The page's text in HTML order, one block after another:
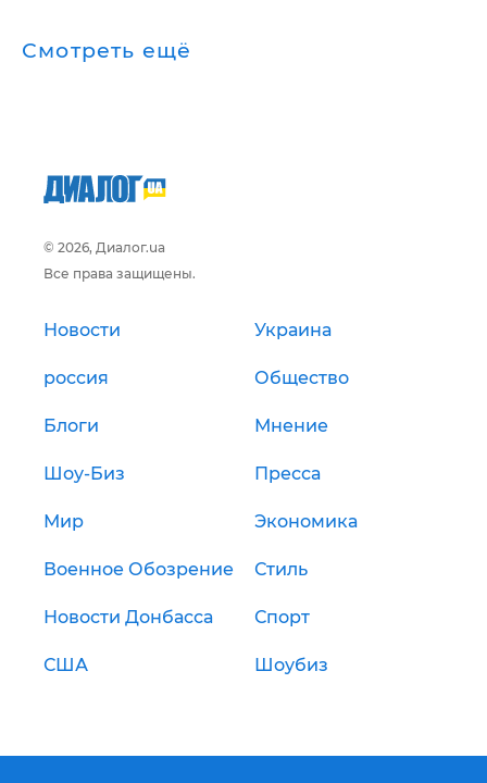
Смотреть ещё
© 2026, Диалог.ua
Все права защищены.
Новости Украина
россия Общество
Блоги Мнение
Шоу-Биз Пресса
Мир Экономика
Военное Обозрение Стиль
Новости Донбасса Спорт
США Шоубиз